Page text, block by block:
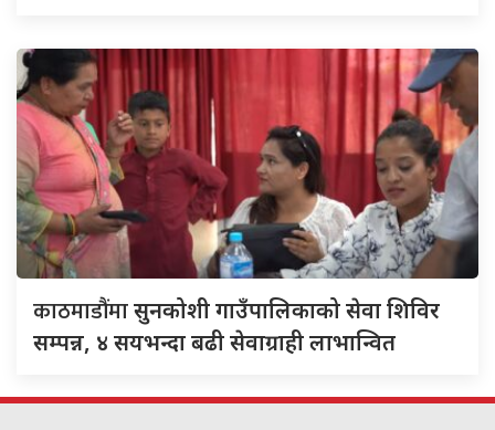
काठमाडौंमासुनकोशी गाउँपालिकाको सेवा शिविर
सम्पन्न, ४ सयभन्दा बढी सेवाग्राही लाभान्वित